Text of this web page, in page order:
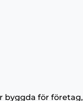
byggda för företag,